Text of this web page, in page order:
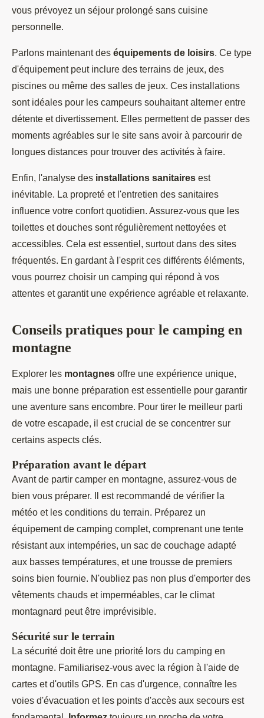
vous prévoyez un séjour prolongé sans cuisine
personnelle.
Parlons maintenant des équipements de loisirs. Ce type
d'équipement peut inclure des terrains de jeux, des
piscines ou même des salles de jeux. Ces installations
sont idéales pour les campeurs souhaitant alterner entre
détente et divertissement. Elles permettent de passer des
moments agréables sur le site sans avoir à parcourir de
longues distances pour trouver des activités à faire.
Enfin, l'analyse des installations sanitaires est
inévitable. La propreté et l'entretien des sanitaires
influence votre confort quotidien. Assurez-vous que les
toilettes et douches sont régulièrement nettoyées et
accessibles. Cela est essentiel, surtout dans des sites
fréquentés. En gardant à l'esprit ces différents éléments,
vous pourrez choisir un camping qui répond à vos
attentes et garantit une expérience agréable et relaxante.
Conseils pratiques pour le camping en
montagne
Explorer les montagnes offre une expérience unique,
mais une bonne préparation est essentielle pour garantir
une aventure sans encombre. Pour tirer le meilleur parti
de votre escapade, il est crucial de se concentrer sur
certains aspects clés.
Préparation avant le départ
Avant de partir camper en montagne, assurez-vous de
bien vous préparer. Il est recommandé de vérifier la
météo et les conditions du terrain. Préparez un
équipement de camping complet, comprenant une tente
résistant aux intempéries, un sac de couchage adapté
aux basses températures, et une trousse de premiers
soins bien fournie. N'oubliez pas non plus d'emporter des
vêtements chauds et imperméables, car le climat
montagnard peut être imprévisible.
Sécurité sur le terrain
La sécurité doit être une priorité lors du camping en
montagne. Familiarisez-vous avec la région à l'aide de
cartes et d'outils GPS. En cas d'urgence, connaître les
voies d'évacuation et les points d'accès aux secours est